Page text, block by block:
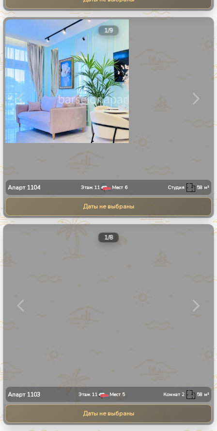
1/9
Апарт 1104 Этаж 11 Мест 6 Студия 58 м²
Даты не выбраны
1/8
Апарт 1103 Этаж 11 Мест 5 Комнат2 58 м²
Даты не выбраны